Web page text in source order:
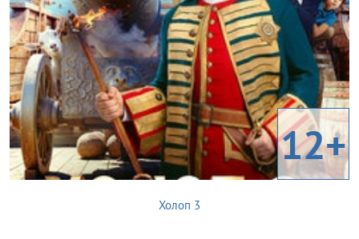
12+
Холоп 3